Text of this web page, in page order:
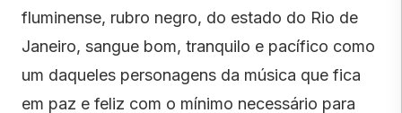
fluminense, rubro negro, do estado do Rio de
Janeiro, sangue bom, tranquilo e pacífico como
um daqueles personagens da música que fica
em paz e feliz com o mínimo necessário para